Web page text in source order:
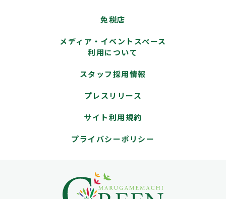
免税店
メディア・イベントスペース
利用について
スタッフ採用情報
プレスリリース
サイト利用規約
プライバシーポリシー